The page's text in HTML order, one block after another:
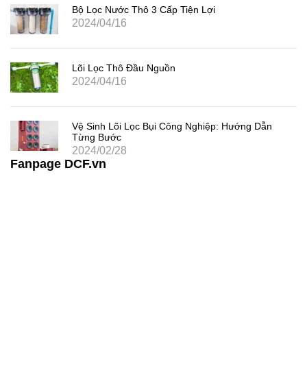
Bộ Lọc Nước Thô 3 Cấp Tiện Lợi
2024/04/16
Lõi Lọc Thô Đầu Nguồn
2024/04/16
Vệ Sinh Lõi Lọc Bụi Công Nghiệp: Hướng Dẫn
Từng Bước
2024/02/28
Fanpage DCF.vn